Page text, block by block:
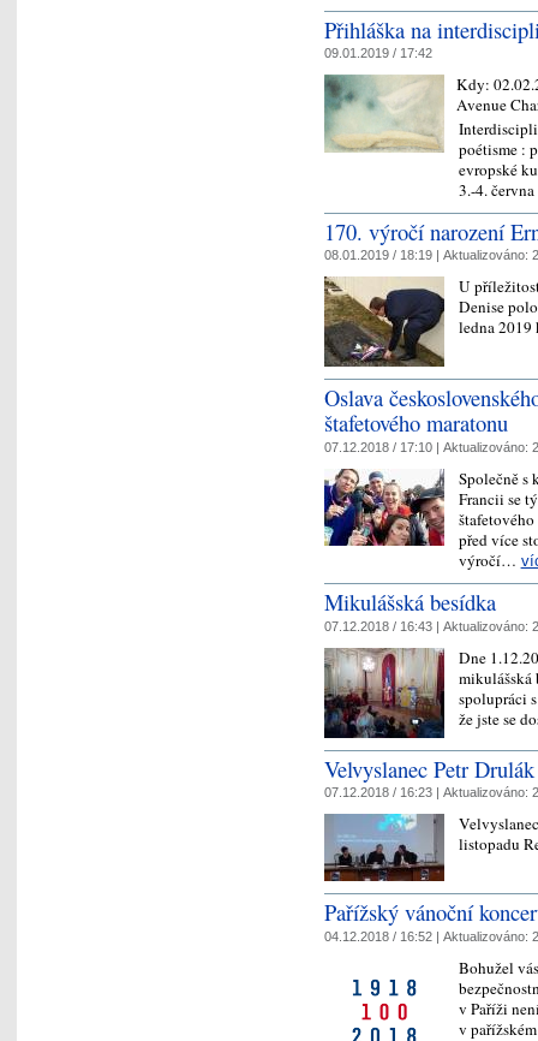
Přihláška na
09.01.2019 / 17:42
Kdy:
Avenue
poétisme :
evropské
3.-4.
170. výročí narození
08.01.2019 / 18:19 | Aktualizováno:
U
Denise
ledna
Oslava
štafetového maratonu
07.12.2018 / 17:10 | Aktualizováno:
Společně s
Francii se
před více
výročí…
Mikulášská besídka
07.12.2018 / 16:43 | Aktualizováno:
Dne
mikulášská
spolupráci
že jste se
Velvyslanec Petr
07.12.2018 / 16:23 | Aktualizováno:
listopadu
Pařížský vánoční
04.12.2018 / 16:52 | Aktualizováno:
Bohužel
v Paříži
v